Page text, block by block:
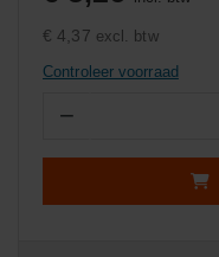
€ 4,37 excl. btw
Controleer voorraad
−